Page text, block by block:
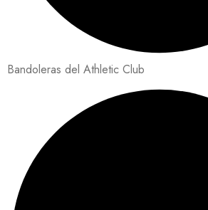
Bandoleras del Athletic Club